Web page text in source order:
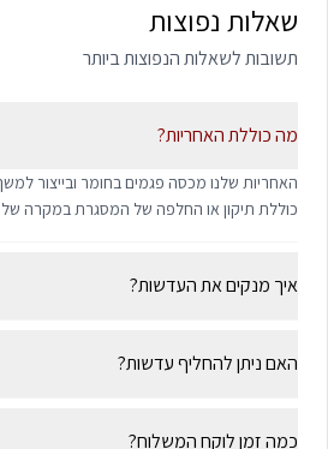
שאלות נפוצות
תשובות לשאלות הנפוצות ביותר
מה כוללת האחריות?
האחריות שלנו מכסה פגמים בחומר ובייצור
כוללת תיקון או החלפה של המסגרת במקרה
איך מנקים את העדשות?
האם ניתן להחליף עדשות?
כמה זמן לוקח המשלוח?